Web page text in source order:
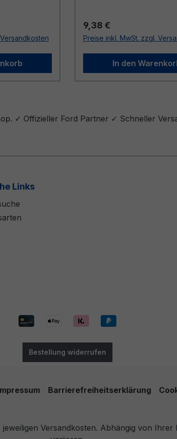
Regulärer Preis:
9,38 €
Preise inkl. MwSt. zzgl.
In den
✓ Offizieller Ford Partner ✓ Schneller
Links
Bestellung widerrufen
Barrierefreiheitserklärung
Versandkosten. Abhängig von